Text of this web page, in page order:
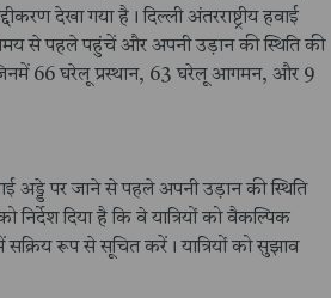
देखा गया है। दिल्ली अंतरराष्ट्रीय हवाई
से पहले पहुंचें और अपनी उड़ान की स्थिति की
66 घरेलू प्रस्थान, 63 घरेलू आगमन, और 9
अड्डे पर जाने से पहले अपनी उड़ान की स्थिति
दिया है कि वे यात्रियों को वैकल्पिक
रूप से सूचित करें। यात्रियों को सुझाव